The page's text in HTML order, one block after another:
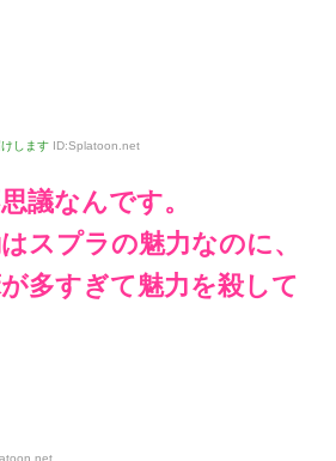
します ID:Splatoon.net
議なんです。
スプラの魅力なのに、
多すぎて魅力を殺して